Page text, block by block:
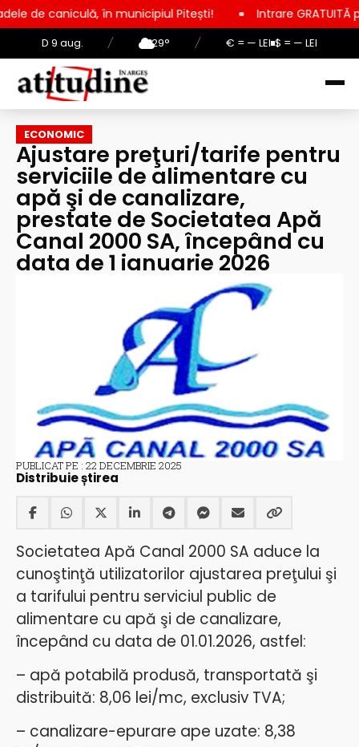
D 9 aug. / 29° / € = — LEI $ = — LEI
în municipiul Pitești! Intrare GRATUITĂ pentru copii,
ECONOMIC
Ajustare preţuri/tarife pentru
serviciile de alimentare cu
apă şi de canalizare,
prestate de Societatea Apă
Canal 2000 SA, începând cu
data de 1 ianuarie 2026
PUBLICAT PE : 22 DECEMBRIE 2025
Distribuie știrea
Societatea Apă Canal 2000 SA aduce la
cunoştinţă utilizatorilor ajustarea preţului şi
a tarifului pentru serviciul public de
alimentare cu apă şi de canalizare,
începând cu data de 01.01.2026, astfel:
– apă potabilă produsă, transportată şi
distribuită: 8,06 lei/mc, exclusiv TVA;
– canalizare-epurare ape uzate: 8,38